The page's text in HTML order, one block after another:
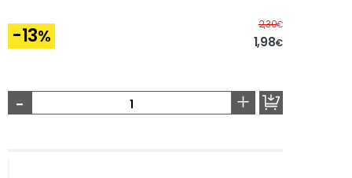
-13%
2,30€Antes
1,98€
- +